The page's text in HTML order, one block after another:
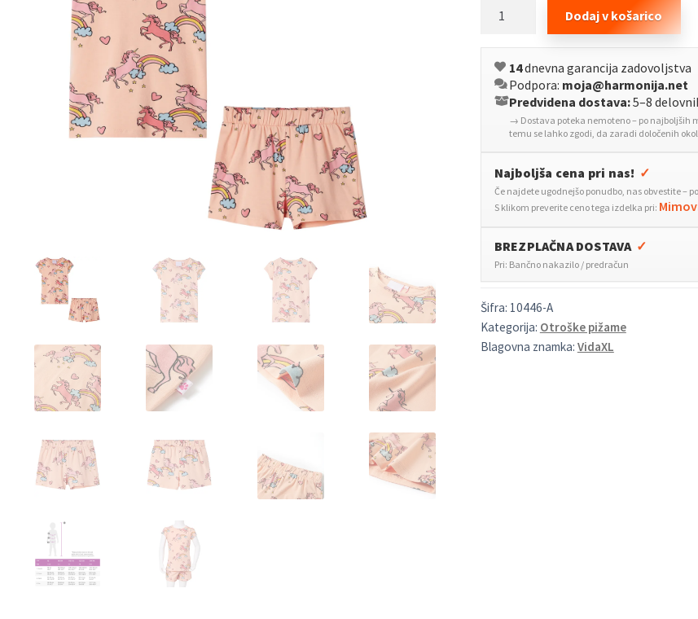
s
kratkimi
rokavi
svetlo
oranžna
količina
Dodaj v košarico
14dnevna garancija zadovoljstva
Podpora: moja@harmonija.net
Predvidena dostava:5–8
→ Dostava poteka nemoteno – po najboljših
temu se lahko zgodi, da zaradi določenih
Najboljša cena pri nas! ✓
Če najdete ugodnejšo ponudbo, nas obvestite –
S klikom preverite ceno tega izdelka pri:
BREZPLAČNA DOSTAVA ✓
Pri: Bančno nakazilo / predračun
Šifra: 10446-A
Kategorija: Otroške pižame
Blagovna znamka: VidaXL